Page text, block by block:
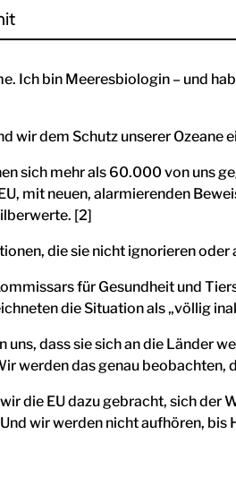
Ich bin Meeresbiologin – und
wir dem Schutz unserer Ozeane
sich mehr als 60.000 von uns
mit neuen, alarmierenden
[2]
die sie nicht ignorieren oder
für Gesundheit und
die Situation als „völlig
uns, dass sie sich an die Länder
werden das genau beobachten,
die EU dazu gebracht, sich der
wir werden nicht aufhören, bis